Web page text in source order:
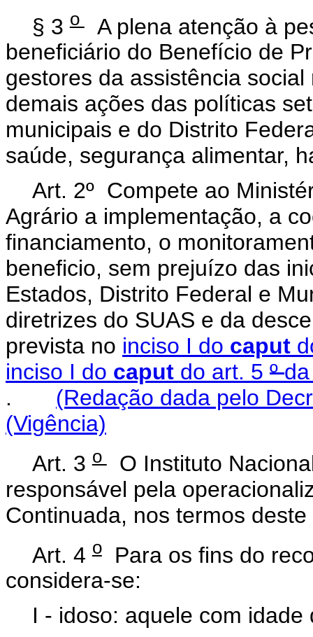
§ 3o A plena atenção à
beneficiário do Benefício de
gestores da assistência
demais ações das políticas
municipais e do Distrito
saúde, segurança alimentar,
Art. 2º Compete ao
Agrário a implementação, a
financiamento, o
beneficio, sem prejuízo das
Estados, Distrito Federal e
diretrizes do SUAS e da
prevista no inciso I do caput
inciso I do caput do art. 5 º
. (Redação dada pelo
(Vigência)
Art. 3o O Instituto
responsável pela
Continuada, nos termos
Art. 4oPara os fins do
considera-se:
I - idoso: aquele com